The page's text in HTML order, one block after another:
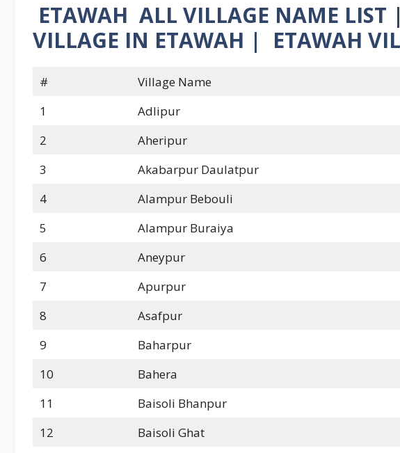
ETAWAH ALL VILLAGE NAME
VILLAGE IN ETAWAH | ETAWAH
#
Village Name
1
Adlipur
2
Aheripur
3
Akabarpur Daulatpur
4
Alampur Bebouli
5
Alampur Buraiya
6
Aneypur
7
Apurpur
8
Asafpur
9
Baharpur
10
Bahera
11
Baisoli Bhanpur
12
Baisoli Ghat